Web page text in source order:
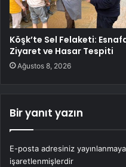
Köşk’te Sel Felaketi:
Ziyaret ve Hasar Tespiti
Ağustos 8, 2026
Bir yanıt yazın
E-posta adresiniz
işaretlenmişlerdir